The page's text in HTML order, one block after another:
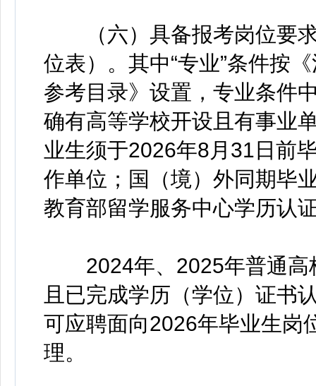
（六）具备报考岗位要求
位表）。其中“专业”条件按
参考目录》设置，专业条件
确有高等学校开设且有事业
业生须于2026年8月31日前
作单位；国（境）外同期毕
教育部留学服务中心学历认
2024年、2025年普通高
且已完成学历（学位）证书
可应聘面向2026年毕业生岗
理。